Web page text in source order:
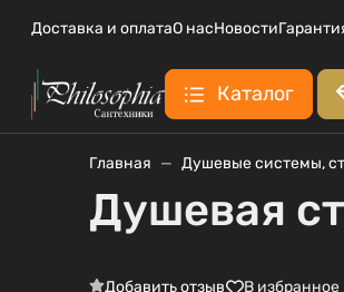
Доставка и оплатаО насНовости
Каталог
Главная Душевые системы,
Душевая
Добавить отзыв В избранное